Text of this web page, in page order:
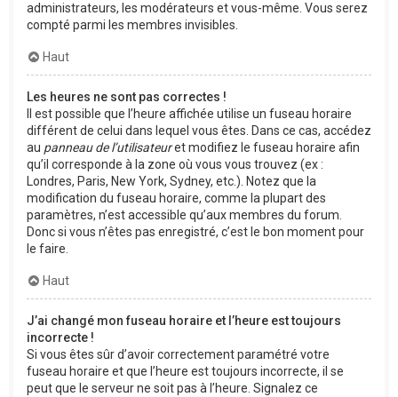
administrateurs, les modérateurs et vous-même. Vous serez
compté parmi les membres invisibles.
Haut
Les heures ne sont pas correctes !
Il est possible que l’heure affichée utilise un fuseau horaire
différent de celui dans lequel vous êtes. Dans ce cas, accédez
au panneau de l’utilisateuret modifiez le fuseau horaire afin
qu’il corresponde à la zone où vous vous trouvez (ex :
Londres, Paris, New York, Sydney, etc.). Notez que la
modification du fuseau horaire, comme la plupart des
paramètres, n’est accessible qu’aux membres du forum.
Donc si vous n’êtes pas enregistré, c’est le bon moment pour
le faire.
Haut
J’ai changé mon fuseau horaire et l’heure est toujours
incorrecte !
Si vous êtes sûr d’avoir correctement paramétré votre
fuseau horaire et que l’heure est toujours incorrecte, il se
peut que le serveur ne soit pas à l’heure. Signalez ce